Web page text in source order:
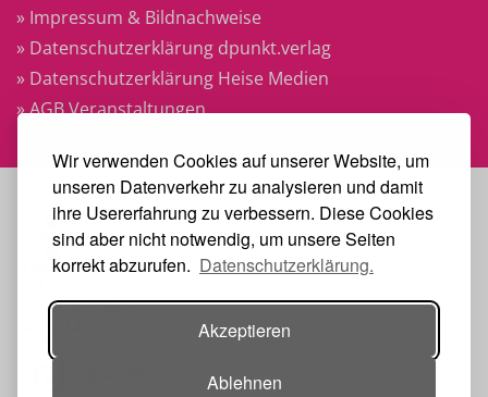
Wir verwenden Cookies auf unserer Website, um
unseren Datenverkehr zu analysieren und damit
ihre Usererfahrung zu verbessern. Diese Cookies
sind aber nicht notwendig, um unsere Seiten
korrekt abzurufen. Datenschutzerklärung.
Akzeptieren
Ablehnen
» Impressum & Bildnachweise
» Datenschutzerklärung dpunkt.verlag
» Datenschutzerklärung Heise Medien
» AGB Veranstaltungen
KOOPERATIONSPARTNER:
VERANSTALTER: